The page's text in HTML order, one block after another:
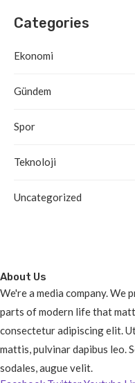
Categories
Ekonomi
Gündem
Spor
Teknoloji
Uncategorized
About Us
We're a media company. We
parts of modern life that
consectetur adipiscing elit.
mattis, pulvinar dapibus leo.
sodales, augue velit.